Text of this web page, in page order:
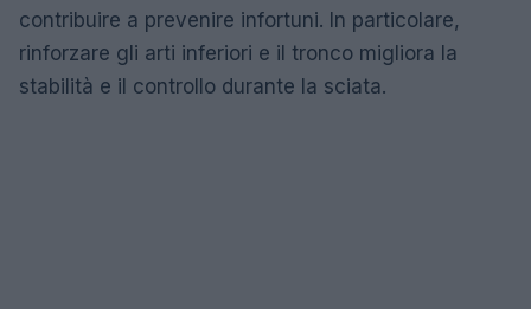
contribuire a prevenire infortuni. In particolare,
rinforzare gli arti inferiori e il tronco migliora la
stabilità e il controllo durante la sciata.